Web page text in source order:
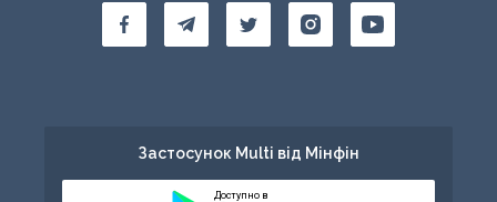
Застосунок Multi від Мінфін
Доступно в